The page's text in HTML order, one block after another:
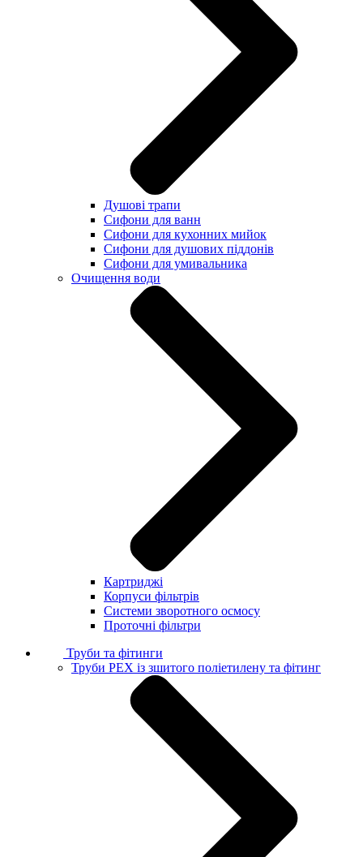
Душові трапи
Сифони для ванн
Сифони для кухонних мийок
Сифони для душових піддонів
Сифони для умивальника
Очищення води
Картриджі
Корпуси фільтрів
Системи зворотного осмосу
Проточні фільтри
Труби та фітинги
Труби PEX із зшитого поліетилену та фітинг